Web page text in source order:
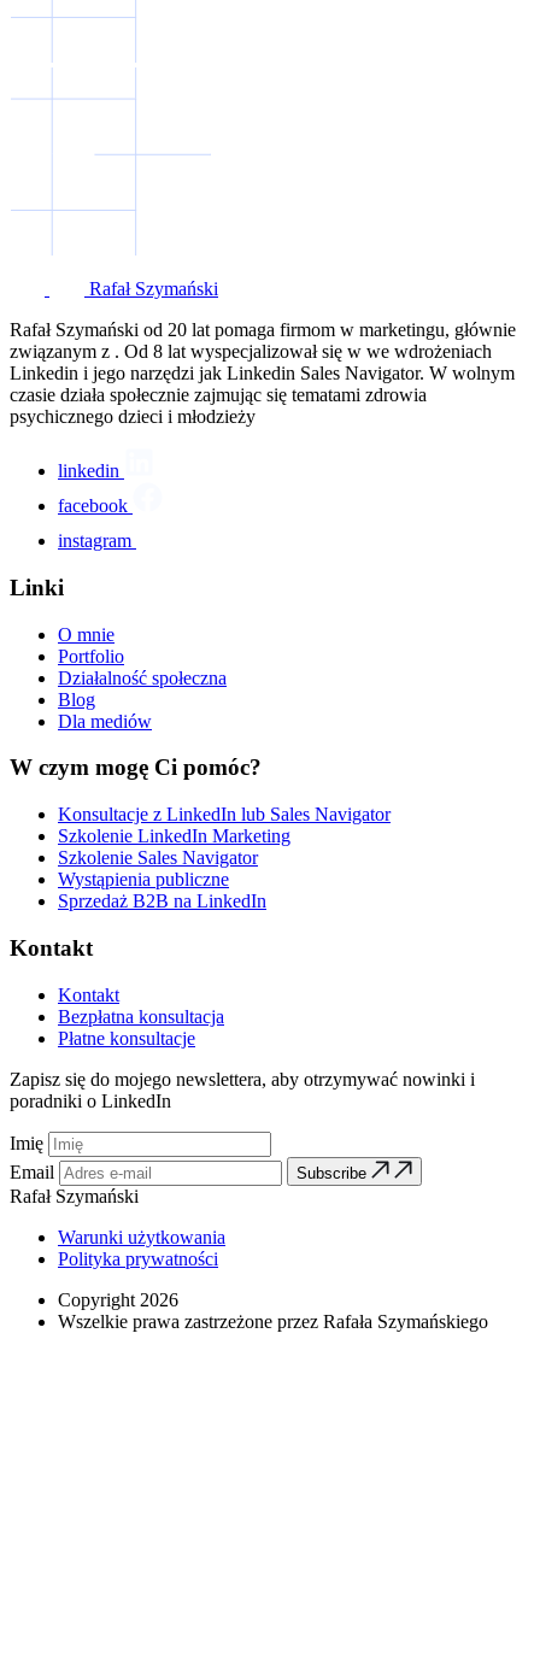
Rafał Szymański
Rafał Szymański od 20 lat pomaga firmom w marketingu, głównie
związanym z . Od 8 lat wyspecjalizował się w we wdrożeniach
Linkedin i jego narzędzi jak Linkedin Sales Navigator. W wolnym
czasie działa społecznie zajmując się tematami zdrowia
psychicznego dzieci i młodzieży
linkedin
facebook
instagram
Linki
O mnie
Portfolio
Działalność społeczna
Blog
Dla mediów
W czym mogę Ci pomóc?
Konsultacje z LinkedIn lub Sales Navigator
Szkolenie LinkedIn Marketing
Szkolenie Sales Navigator
Wystąpienia publiczne
Sprzedaż B2B na LinkedIn
Kontakt
Kontakt
Bezpłatna konsultacja
Płatne konsultacje
Zapisz się do mojego newslettera, aby otrzymywać nowinki i
poradniki o LinkedIn
Imię
Email
Subscribe
Rafał Szymański
Warunki użytkowania
Polityka prywatności
Copyright 2026
Wszelkie prawa zastrzeżone przez Rafała Szymańskiego